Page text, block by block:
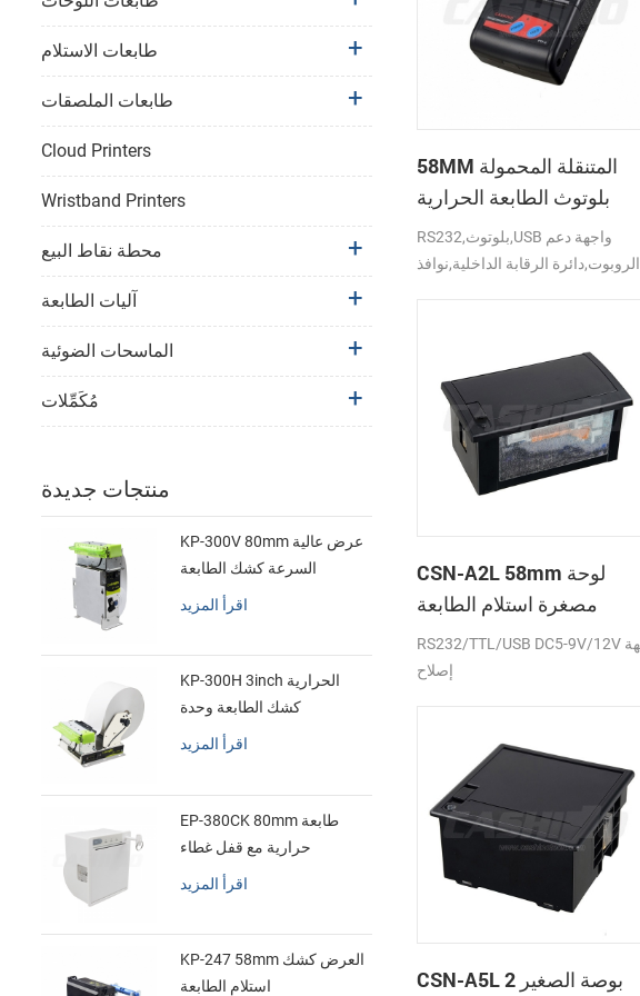
58MM المتنقلة المحمولة
بلوتوث الطابعة الحرارية
PTP-II
RS232,بلوتوث,USB واجهة دعم
الروبوت,دائرة الرقابة الداخلية,نوافذ
CSN-A2L 58mm لوحة
مصغرة استلام الطابعة
الحرارية
RS232/TTL/USB DC5-9V/12V جبهة
إصلاح
CSN-A5L 2 بوصة الصغير
طابعات الاستلام
طابعات الملصقات
Cloud Printers
Wristband Printers
محطة نقاط البيع
آليات الطابعة
الماسحات الضوئية
مُكَمِّلات
منتجات جديدة
KP-300V 80mm عرض عالية
السرعة كشك الطابعة
الحرارية
اقرأ المزيد
KP-300H 3inch الحرارية
كشك الطابعة وحدة
اقرأ المزيد
EP-380CK 80mm طابعة
حرارية مع قفل غطاء
اقرأ المزيد
KP-247 58mm العرض كشك
استلام الطابعة